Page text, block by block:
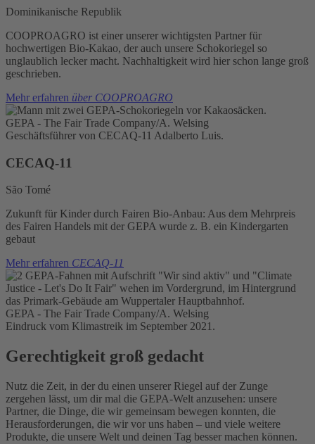
Dominikanische Republik
COOPROAGRO ist einer unserer wichtigsten Partner für
hochwertigen Bio-Kakao, der auch unsere Schokoriegel so
unglaublich lecker macht. Nachhaltigkeit wird hier schon lange groß
geschrieben.
Mehr erfahren über COOPROAGRO
GEPA - The Fair Trade Company/A. Welsing
Geschäftsführer von CECAQ-11 Adalberto Luis.
CECAQ-11
São Tomé
Zukunft für Kinder durch Fairen Bio-Anbau: Aus dem Mehrpreis
des Fairen Handels mit der GEPA wurde z. B. ein Kindergarten
gebaut
Mehr erfahren CECAQ-11
GEPA - The Fair Trade Company/A. Welsing
Eindruck vom Klimastreik im September 2021.
Gerechtigkeit groß gedacht
Nutz die Zeit, in der du einen unserer Riegel auf der Zunge
zergehen lässt, um dir mal die GEPA-Welt anzusehen: unsere
Partner, die Dinge, die wir gemeinsam bewegen konnten, die
Herausforderungen, die wir vor uns haben – und viele weitere
Produkte, die unsere Welt und deinen Tag besser machen können.